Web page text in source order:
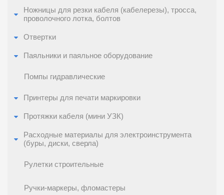
Ножницы для резки кабеля (кабелерезы), тросса,
проволочного лотка, болтов
Отвертки
Паяльники и паяльное оборудование
Помпы гидравлические
Принтеры для печати маркировки
Протяжки кабеля (мини УЗК)
Расходные материалы для электроинструмента
(буры, диски, сверла)
Рулетки строительные
Ручки-маркеры, фломастеры